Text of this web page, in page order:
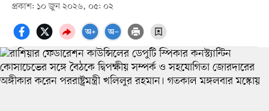
প্রকাশ: ১০ জুন ২০২৬, ০৫: ০২